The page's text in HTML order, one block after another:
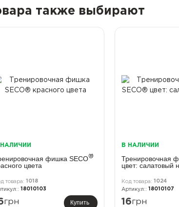
также выбирают
НАЛИЧИИ
фишка SECO®
цвета
1018
18010103
грн Купить
В НАЛИЧИИ
Тренировочная
цвет: салатовый
1024
18010107
16грн